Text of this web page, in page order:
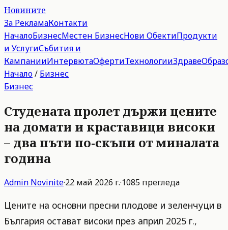
Новините
За РекламаКонтакти
НачалоБизнесМестен БизнесНови ОбектиПродукти
и УслугиСъбития и
КампанииИнтервютаОфертиТехнологииЗдраве
Начало/ Бизнес
Бизнес
Студената пролет държи цените
на домати и краставици високи
– два пъти по-скъпи от миналата
година
Admin Novinite·22 май 2026 г.·1085 прегледа
Цените на основни пресни плодове и зеленчуци в
България остават високи през април 2025 г.,